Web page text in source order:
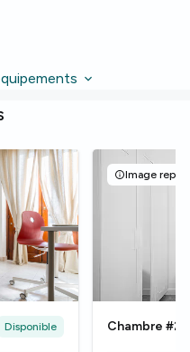
Disponible
Image
Chambre #2